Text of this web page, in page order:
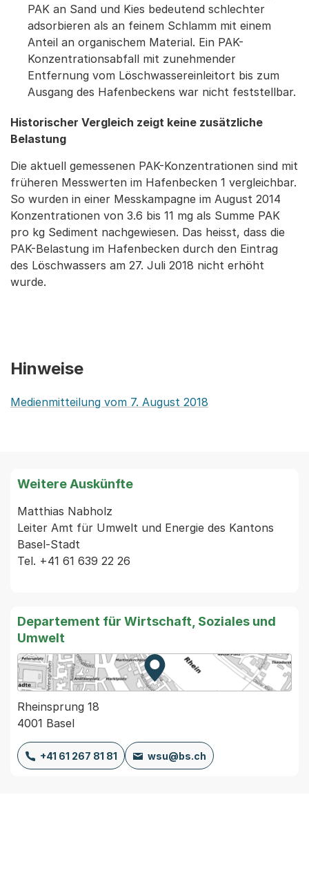
PAK an Sand und Kies bedeutend schlechter
adsorbieren als an feinem Schlamm mit einem
Anteil an organischem Material. Ein PAK-
Konzentrationsabfall mit zunehmender
Entfernung vom Löschwassereinleitort bis zum
Ausgang des Hafenbeckens war nicht feststellbar.
Historischer Vergleich zeigt keine zusätzliche
Belastung
Die aktuell gemessenen PAK-Konzentrationen sind mit
früheren Messwerten im Hafenbecken 1 vergleichbar.
So wurden in einer Messkampagne im August 2014
Konzentrationen von 3.6 bis 11 mg als Summe PAK
pro kg Sediment nachgewiesen. Das heisst, dass die
PAK-Belastung im Hafenbecken durch den Eintrag
des Löschwassers am 27. Juli 2018 nicht erhöht
wurde.
Hinweise
Medienmitteilung vom 7. August 2018
Weitere Auskünfte
Matthias Nabholz
Leiter Amt für Umwelt und Energie des Kantons
Basel-Stadt
Tel. +41 61 639 22 26
Departement für Wirtschaft, Soziales und
Umwelt
Zur Karte von MapBS.
Externer Link, wird in einem
Rheinsprung 18
4001 Basel
+41 61 267 81 81 wsu@bs.ch